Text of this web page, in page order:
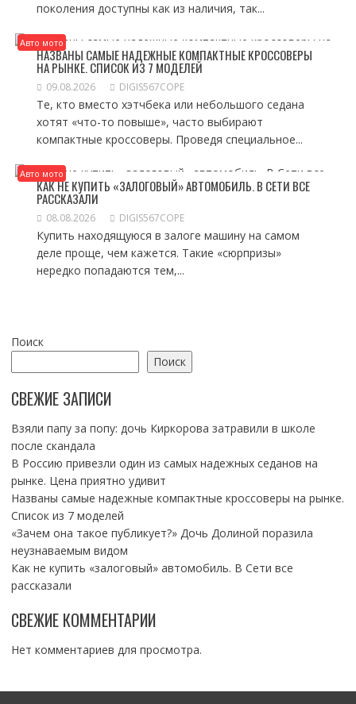
поколения доступны как из наличия, так...
Авто мото
НАЗВАНЫ САМЫЕ НАДЕЖНЫЕ КОМПАКТНЫЕ КРОССОВЕРЫ
НА РЫНКЕ. СПИСОК ИЗ 7 МОДЕЛЕЙ
09.08.2026 DIGIS567COPE
Те, кто вместо хэтчбека или небольшого седана
хотят «что-то повыше», часто выбирают
компактные кроссоверы. Проведя специальное...
Авто мото
КАК НЕ КУПИТЬ «ЗАЛОГОВЫЙ» АВТОМОБИЛЬ. В СЕТИ ВСЕ
РАССКАЗАЛИ
08.08.2026 DIGIS567COPE
Купить находящуюся в залоге машину на самом
деле проще, чем кажется. Такие «сюрпризы»
нередко попадаются тем,...
Поиск
Поиск
СВЕЖИЕ ЗАПИСИ
Взяли папу за попу: дочь Киркорова затравили в школе
после скандала
В Россию привезли один из самых надежных седанов на
рынке. Цена приятно удивит
Названы самые надежные компактные кроссоверы на рынке.
Список из 7 моделей
«Зачем она такое публикует?» Дочь Долиной поразила
неузнаваемым видом
Как не купить «залоговый» автомобиль. В Сети все
рассказали
СВЕЖИЕ КОММЕНТАРИИ
Нет комментариев для просмотра.